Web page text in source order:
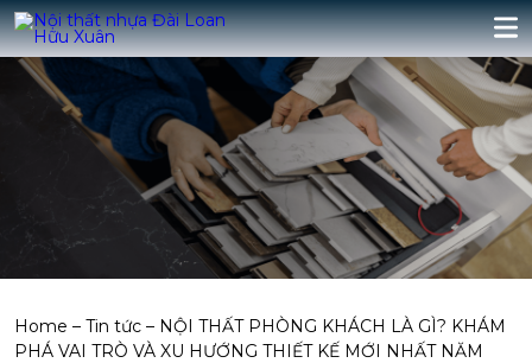
Home – Tin tức – NỘI THẤT PHÒNG KHÁCH LÀ GÌ? KHÁM
PHÁ VAI TRÒ VÀ XU HƯỚNG THIẾT KẾ MỚI NHẤT NĂM